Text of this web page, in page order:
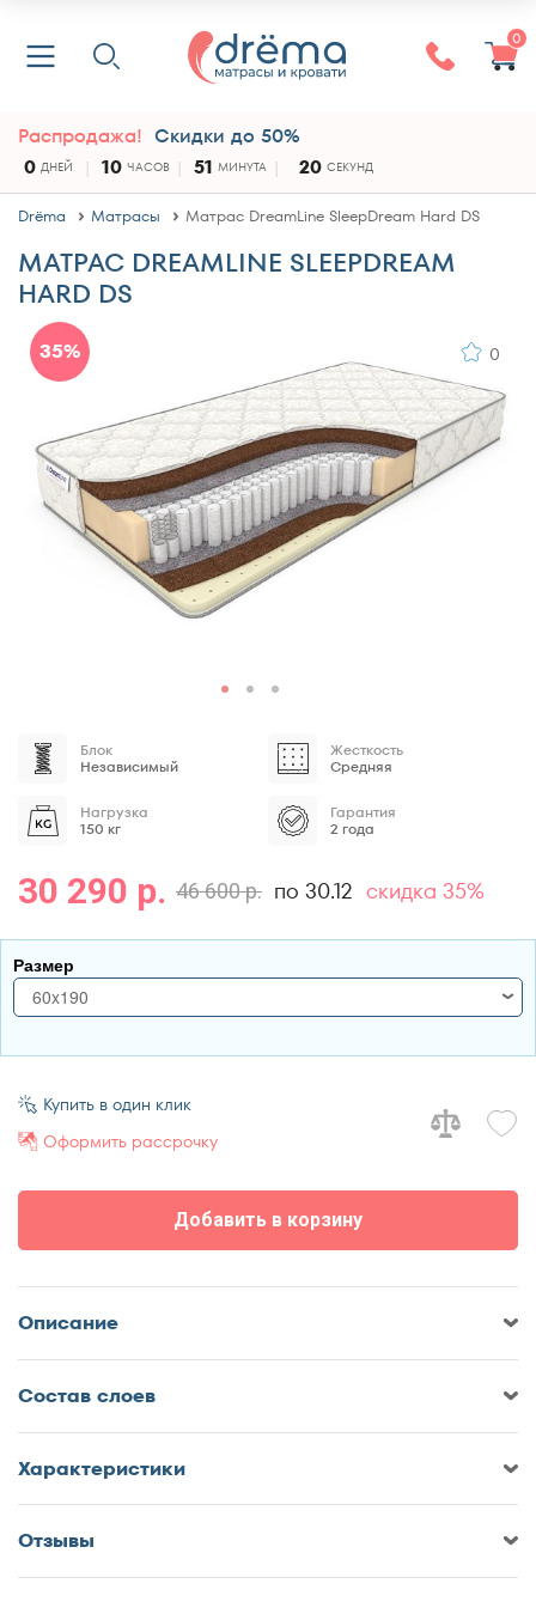
0
Распродажа! Скидки до 50%
0 ДНЕЙ 10 ЧАСОВ 51 МИНУТА 20 СЕКУНД
Drёma Матрасы Матрас DreamLine SleepDream Hard DS
МАТРАС DREAMLINE SLEEPDREAM
HARD DS
35% 0
Блок
Независимый
Жесткость
Средняя
Нагрузка
150 кг
Гарантия
2 года
46 600 р.
30 290 р. по 30.12 скидка 35%
Размер
60x190
60x190
70x170
70x180
70x190
75x190
75x200
80x180
80x185
80x186
80x190
Добавить в корзину
Купить в один клик
Оформить рассрочку
Описание
Cостав слоев
Характеристики
Отзывы
Оставить отзыв о Матрас